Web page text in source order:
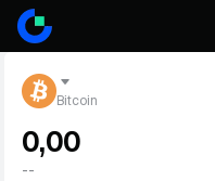
Bitcoin
0,00
--